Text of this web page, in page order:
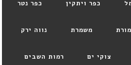
כפר ויתקין כפר נטר
משמרת נווה ירק
צוקי ים רמות השבים